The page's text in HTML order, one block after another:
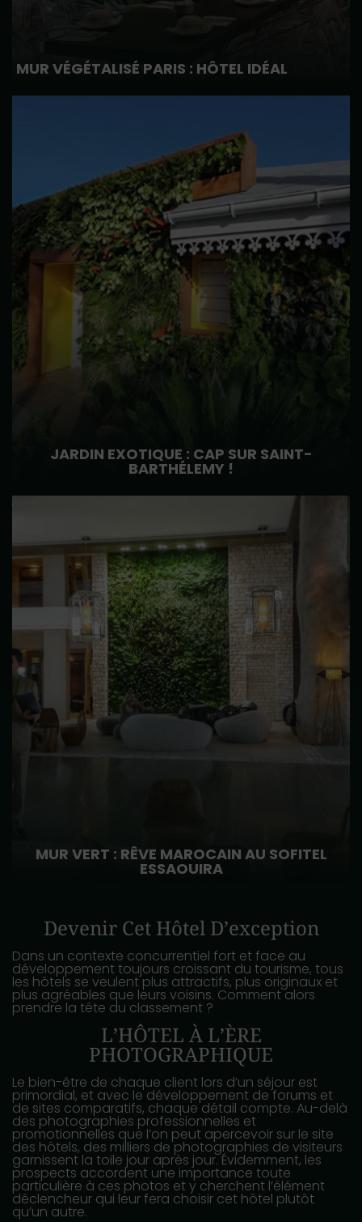
MUR VÉGÉTALISÉ PARIS : HÔTEL IDÉAL
JARDIN EXOTIQUE : CAP SUR SAINT-
BARTHÉLEMY !
MUR VERT : RÊVE MAROCAIN AU SOFITEL
ESSAOUIRA
Devenir Cet Hôtel D’exception
Dans un contexte concurrentiel fort et face au
développement toujours croissant du tourisme, tous
les hôtels se veulent plus attractifs, plus originaux et
plus agréables que leurs voisins. Comment alors
prendre la tête du classement ?
L’HÔTEL À L’ÈRE
PHOTOGRAPHIQUE
Le bien-être de chaque client lors d’un séjour est
primordial, et avec le développement de forums et
de sites comparatifs, chaque détail compte. Au-delà
des photographies professionnelles et
promotionnelles que l’on peut apercevoir sur le site
des hôtels, des milliers de photographies de visiteurs
garnissent la toile jour après jour. Évidemment, les
prospects accordent une importance toute
particulière à ces photos et y cherchent l’élément
déclencheur qui leur fera choisir cet hôtel plutôt
qu’un autre.